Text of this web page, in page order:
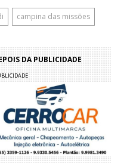
campina das missões
DA PUBLICIDADE